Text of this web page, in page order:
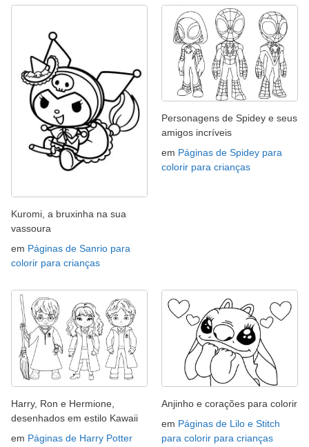
Kuromi, a bruxinha na sua
vassoura
em Páginas de Sanrio para
colorir para crianças
Personagens de Spidey e seus
amigos incríveis
em Páginas de Spidey para
colorir para crianças
Harry, Ron e Hermione,
desenhados em estilo Kawaii
em Páginas de Harry Potter
Anjinho e corações para colorir
em Páginas de Lilo e Stitch
para colorir para crianças